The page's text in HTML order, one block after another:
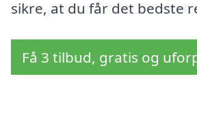
sikre, at du får det bedste
Få 3 tilbud, gratis og